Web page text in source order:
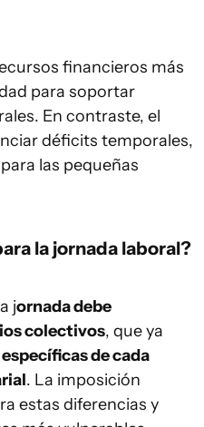
financieros más
para soportar
En contraste, el
déficits temporales,
las pequeñas
la jornada laboral?
jornada debe
colectivos, que ya
de cada
. La imposición
estas diferencias y